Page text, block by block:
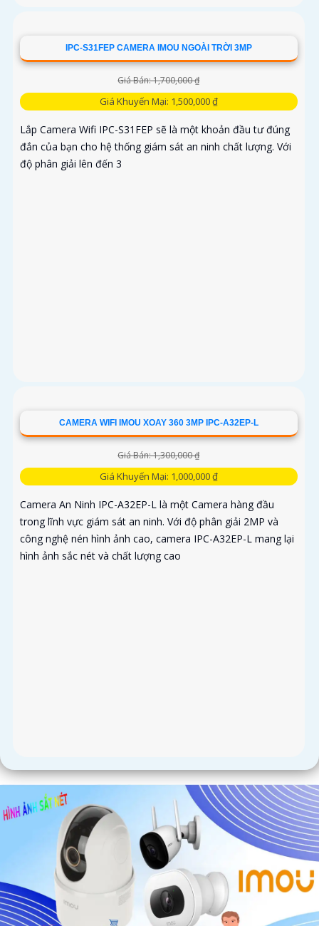
IPC-S31FEP CAMERA IMOU NGOÀI TRỜI 3MP
Giá Bán: 1,700,000 ₫
Giá Khuyến Mại: 1,500,000 ₫
Lắp Camera Wifi IPC-S31FEP sẽ là một khoản đầu tư đúng
đắn của bạn cho hệ thống giám sát an ninh chất lượng. Với
độ phân giải lên đến 3
CAMERA WIFI IMOU XOAY 360 3MP IPC-A32EP-L
Giá Bán: 1,300,000 ₫
Giá Khuyến Mại: 1,000,000 ₫
Camera An Ninh IPC-A32EP-L là một Camera hàng đầu
trong lĩnh vực giám sát an ninh. Với độ phân giải 2MP và
công nghệ nén hình ảnh cao, camera IPC-A32EP-L mang lại
hình ảnh sắc nét và chất lượng cao